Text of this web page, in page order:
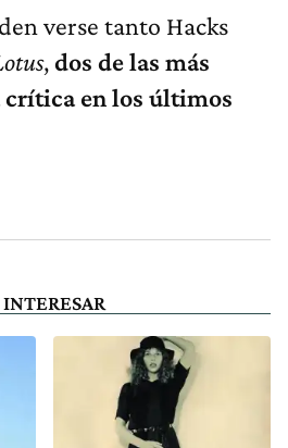
verse tanto Hacks
,dos de las más
crítica en los últimos